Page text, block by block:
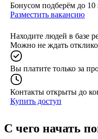
Бонусом подберём до 10
Разместить вакансию
Находите людей в базе
Можно не ждать
Вы платите только за
Контакты открыты до
Купить доступ
С чего начать